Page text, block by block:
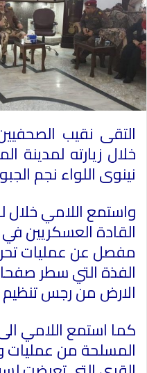
التقى نقيب
خلال زيارته لمدينة
نينوى اللواء نجم
واستمع اللامي خلال
القادة العسكريين
مفصل عن عمليات
الفذة التي سطر
الارض من رجس
كما استمع اللامي
المسلحة من عمليات